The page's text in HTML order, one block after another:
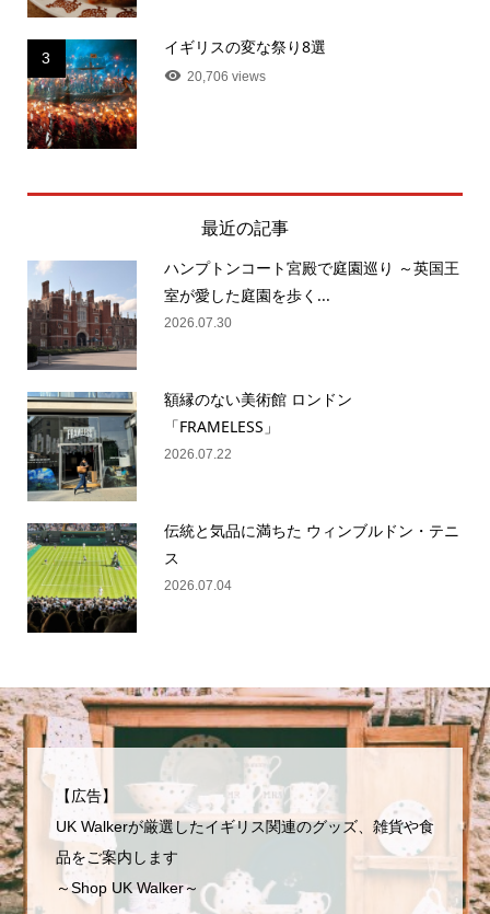
3
イギリスの変な祭り8選
20,706 views
最近の記事
ハンプトンコート宮殿で庭園巡り ～英国王
室が愛した庭園を歩く...
2026.07.30
額縁のない美術館 ロンドン
「FRAMELESS」
2026.07.22
伝統と気品に満ちた ウィンブルドン・テニ
ス
2026.07.04
【広告】
UK Walkerが厳選したイギリス関連のグッズ、雑貨や食
品をご案内します
～Shop UK Walker～